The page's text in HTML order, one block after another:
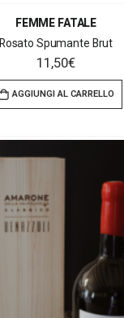
FEMME FATALE
Rosato Spumante Brut
11,50€
AGGIUNGI AL CARRELLO